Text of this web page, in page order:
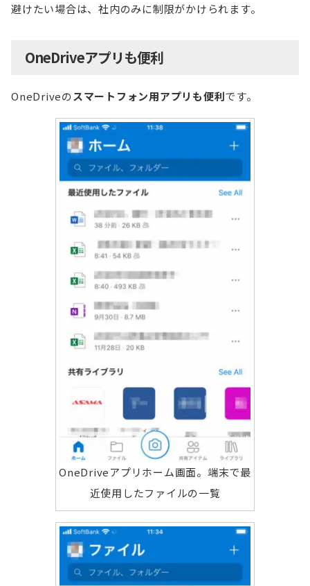
避けたい場合は、社内のみに制限がかけられます。
OneDriveアプリも便利
OneDriveのスマートフォン用アプリも便利です。
OneDriveアプリホーム画面。端末で最
近使用したファイルの一覧